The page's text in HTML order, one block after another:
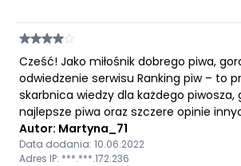
Cześć! Jako miłośnik dobrego piwa,
odwiedzenie serwisu Ranking piw – to
skarbnica wiedzy dla każdego piwosza,
najlepsze piwa oraz szczere opinie
Autor: Martyna_71
Data dodania: 10.06.2022
Adres IP: ***.***.172.236